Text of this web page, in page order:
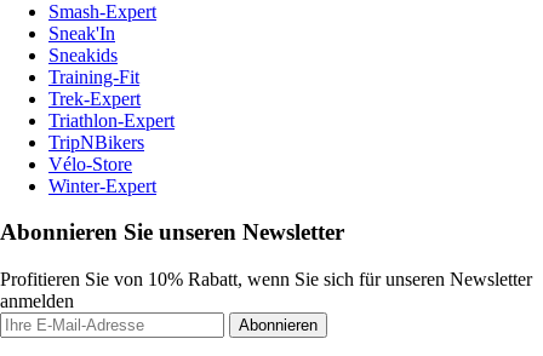
Smash-Expert
Sneak'In
Sneakids
Training-Fit
Trek-Expert
Triathlon-Expert
TripNBikers
Vélo-Store
Winter-Expert
Abonnieren Sie unseren Newsletter
Profitieren Sie von 10% Rabatt, wenn Sie sich für unseren Newsletter
anmelden
Abonnieren